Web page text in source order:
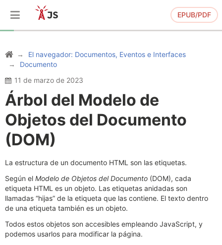
EPUB/PDF
El navegador: Documentos, Eventos e Interfaces
Documento
11 de marzo de 2023
Árbol del Modelo de
Objetos del Documento
(DOM)
La estructura de un documento HTML son las etiquetas.
Según el Modelo de Objetos del Documento (DOM), cada
etiqueta HTML es un objeto. Las etiquetas anidadas son
llamadas “hijas” de la etiqueta que las contiene. El texto dentro
de una etiqueta también es un objeto.
Todos estos objetos son accesibles empleando JavaScript, y
podemos usarlos para modificar la página.